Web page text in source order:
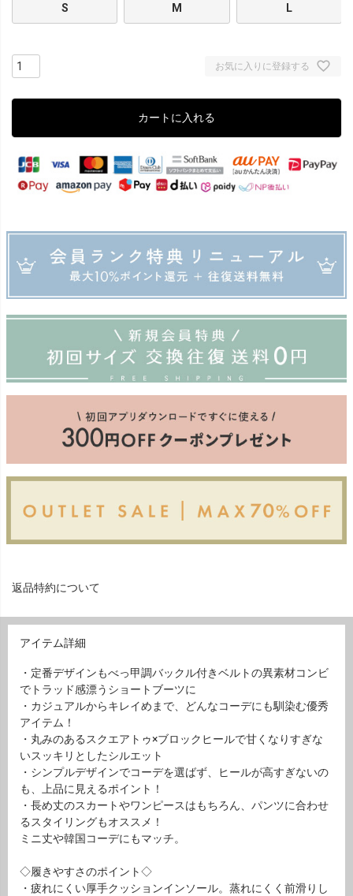
S
M L
お気に入りに登録する
カートに入れる
返品特約について
アイテム詳細
・定番デザインもべっ甲調バックル付きベルトの異素材コンビ
でトラッド感漂うショートブーツに
・カジュアルからキレイめまで、どんなコーデにも馴染む優秀
アイテム！
・丸みのあるスクエアトゥ×ブロックヒールで甘くなりすぎな
いスッキリとしたシルエット
・シンプルデザインでコーデを選ばず、ヒールが高すぎないの
も、上品に見えるポイント！
・長め丈のスカートやワンピースはもちろん、パンツに合わせ
るスタイリングもオススメ！
ミニ丈や韓国コーデにもマッチ。
◇履きやすさのポイント◇
・疲れにくい厚手クッションインソール。蒸れにくく前滑りし